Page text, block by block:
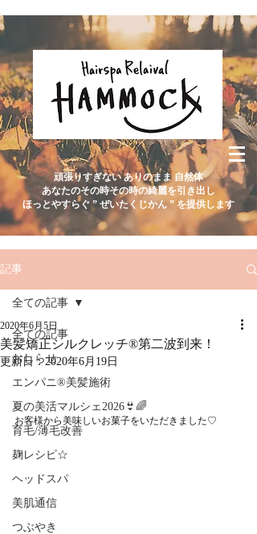
頑張りすぎない ありのまま 自然体
あなたのその時その時の綺麗を引き出し
ほっとやすらぐ ” ぜいたくじかん ” を提供します
記事
全ての記事
おしらせ
エンパニ®美髪施術
夏の美活マルシェ2026👙🌈
育毛/薄毛改善
麹レシピ☆
ヘッドスパ
美肌通信
つぶやき
全ての記事
美髪矯正シルクレッチ®︎第二波到来！
2020年6月5日
更新日：2020年6月19日
お客様から美味しいお菓子をいただきました♡